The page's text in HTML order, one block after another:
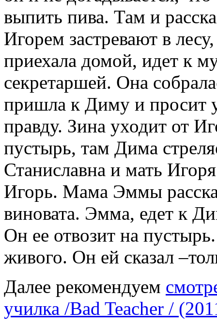
выпить пива. Там и
Игорем застревают в
приехала домой, идет к
секретаршей. Она
пришла к Диму и просит
правду. Зина уходит от
пустырь, там Дима
Станиславна и мать
Игорь. Мама Эммы
виновата. Эмма, едет к
Он ее отвозит на
живого. Он ей сказал
Далее рекомендуем
училка /Bad Teacher /